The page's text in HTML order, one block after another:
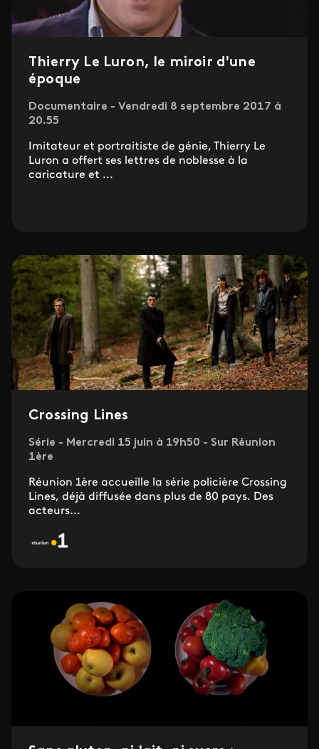
Thierry Le Luron, le miroir d'une
époque
Documentaire - Vendredi 8 septembre 2017 à
20.55
Imitateur et portraitiste de génie, Thierry Le
Luron a offert ses lettres de noblesse à la
caricature et ...
Crossing Lines
Série - Mercredi 15 juin à 19h50 - Sur Réunion
1ère
Réunion 1ère accueille la série policière Crossing
Lines, déjà diffusée dans plus de 80 pays. Des
acteurs...